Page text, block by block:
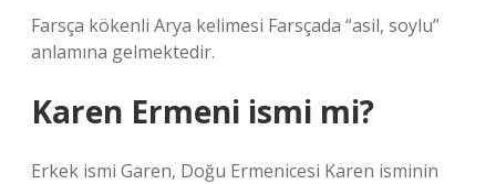
Farsça kökenli Arya kelimesi Farsçada “asil, soylu”
anlamına gelmektedir.
Karen Ermeni ismi mi?
Erkek ismi Garen, Doğu Ermenicesi Karen isminin